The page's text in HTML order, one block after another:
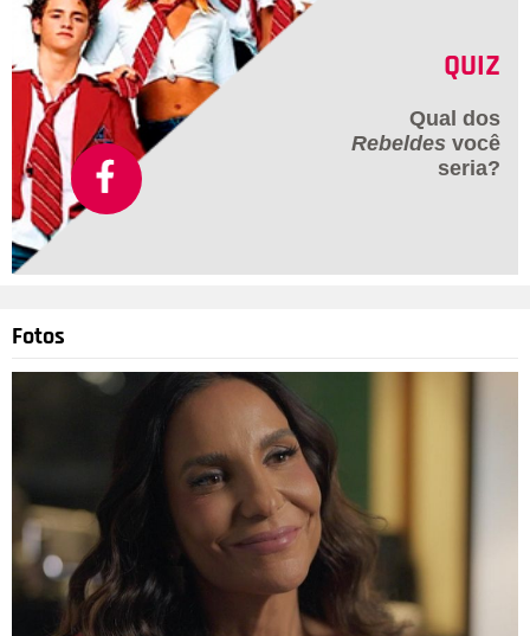
QUIZ
Qual dos
Rebeldes você
seria?
Fotos